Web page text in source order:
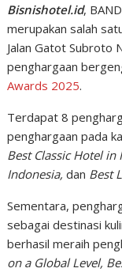
Bisnishotel.id,
merupakan salah
Jalan Gatot Subroto
penghargaan
Awards 2025.
Terdapat 8
penghargaan pada
Best Classic Hotel in
Indonesia, dan Best
Sementara,
sebagai destinasi
berhasil meraih
on a Global Level,